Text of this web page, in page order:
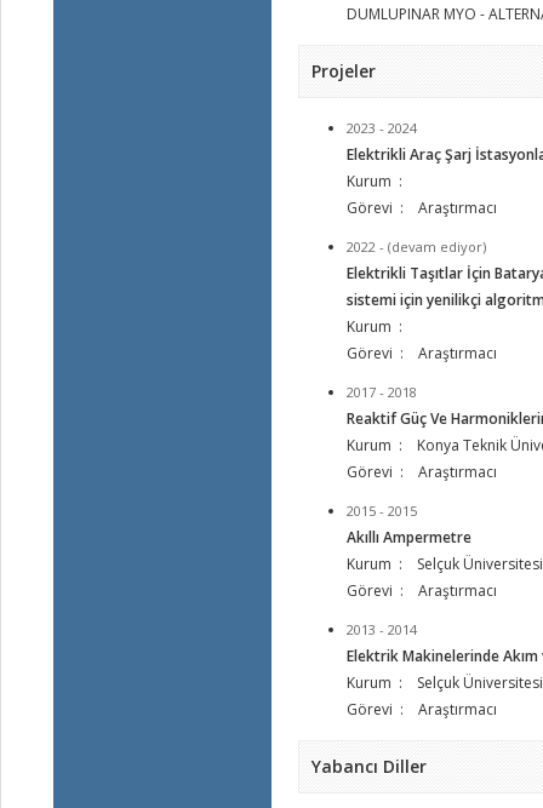
DUMLUPINAR MYO -
Projeler
2023 - 2024
Elektrikli Araç Şarj
Kurum :
Görevi : Araştırmacı
2022 - (devam ediyor)
Elektrikli Taşıtlar İçin
sistemi için yenilikçi
Kurum :
Görevi : Araştırmacı
2017 - 2018
Reaktif Güç Ve
Kurum : Konya Teknik
Görevi : Araştırmacı
2015 - 2015
Akıllı Ampermetre
Kurum : Selçuk Üniversitesi
Görevi : Araştırmacı
2013 - 2014
Elektrik Makinelerinde
Kurum : Selçuk Üniversitesi
Görevi : Araştırmacı
Yabancı Diller